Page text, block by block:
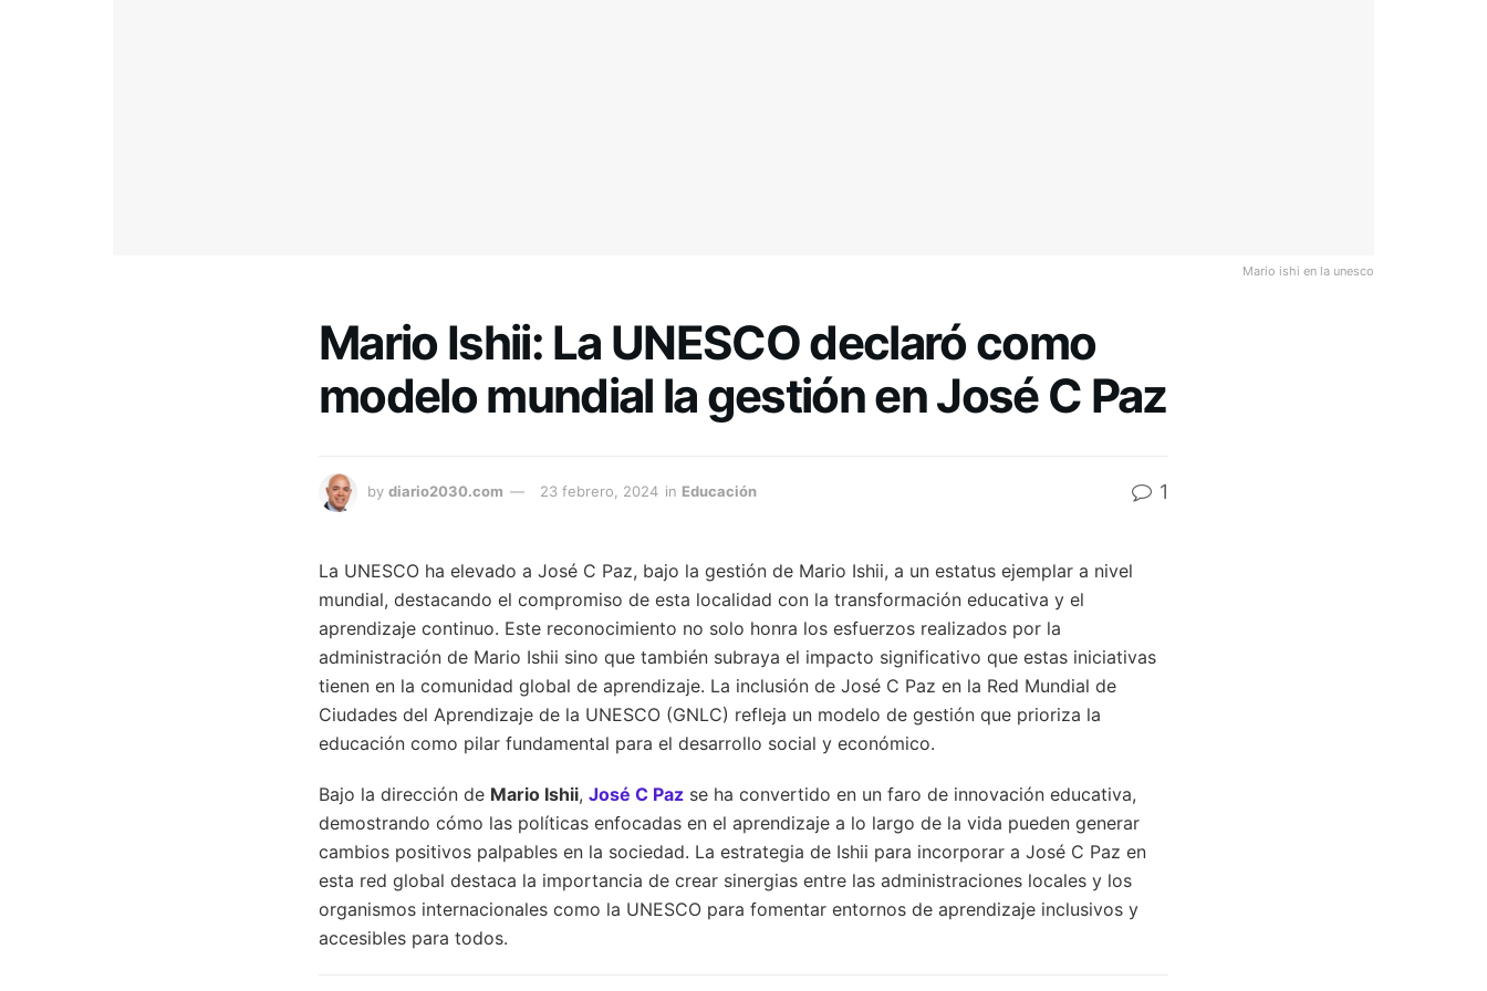
Mario ishi en la unesco
Mario Ishii: La UNESCO declaró como
modelo mundial la gestión en José C Paz
by diario2030.com 23 febrero, 2024 in Educación 1
La UNESCO ha elevado a José C Paz, bajo la gestión de Mario Ishii, a un estatus ejemplar a nivel
mundial, destacando el compromiso de esta localidad con la transformación educativa y el
aprendizaje continuo. Este reconocimiento no solo honra los esfuerzos realizados por la
administración de Mario Ishii sino que también subraya el impacto significativo que estas iniciativas
tienen en la comunidad global de aprendizaje. La inclusión de José C Paz en la Red Mundial de
Ciudades del Aprendizaje de la UNESCO (GNLC) refleja un modelo de gestión que prioriza la
educación como pilar fundamental para el desarrollo social y económico.
Bajo la dirección de Mario Ishii, José C Paz se ha convertido en un faro de innovación educativa,
demostrando cómo las políticas enfocadas en el aprendizaje a lo largo de la vida pueden generar
cambios positivos palpables en la sociedad. La estrategia de Ishii para incorporar a José C Paz en
esta red global destaca la importancia de crear sinergias entre las administraciones locales y los
organismos internacionales como la UNESCO para fomentar entornos de aprendizaje inclusivos y
accesibles para todos.